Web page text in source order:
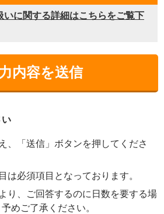
いに関する詳細はこちらをご覧下
い
、「送信」ボタンを押してくださ
は必須項目となっております。
り、ご回答するのに日数を要する場
めご了承ください。